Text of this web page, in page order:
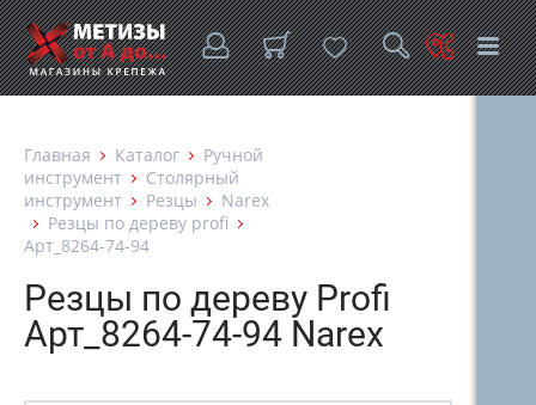
Главная Каталог
Ручной
инструмент
Столярный
инструмент
Резцы
Narex
Резцы по дереву profi
Арт_8264-74-94
Резцы по дереву Profi
Арт_8264-74-94 Narex